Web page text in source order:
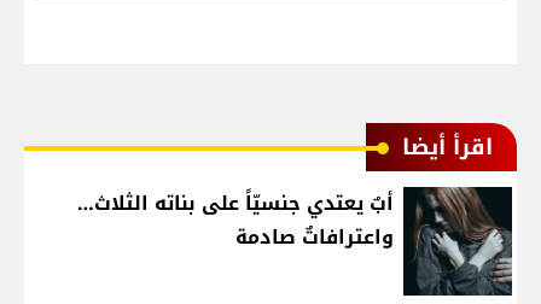
اقرأ أيضا
أبٌ يعتدي جنسيّاً على بناته الثلاث…
واعترافاتٌ صادمة